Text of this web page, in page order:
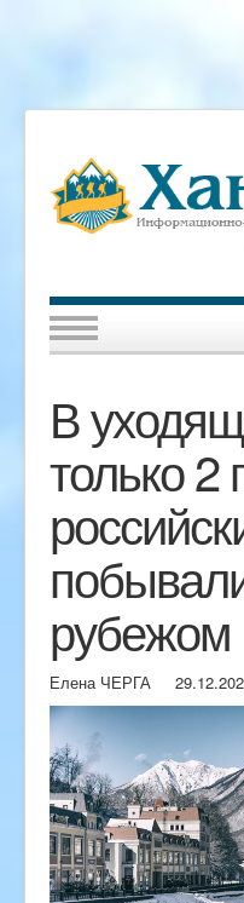
В
только 2
рубежом
Елена ЧЕРГА